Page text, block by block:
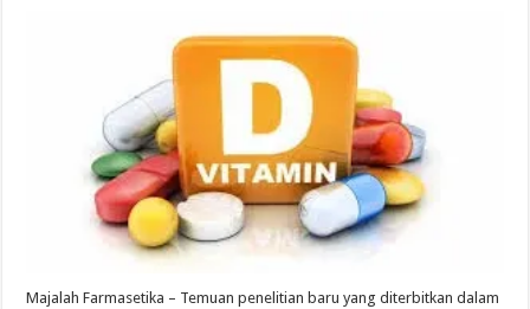
Majalah Farmasetika – Temuan penelitian baru yang diterbitkan dalam